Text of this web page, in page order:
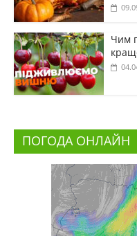
Чим
ПОГОДА ОНЛАЙН